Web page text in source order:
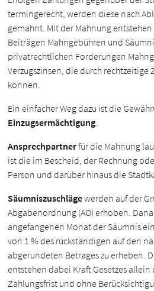
termingerecht, werden diese nach
gemahnt. Mit der Mahnung
Beiträgen Mahngebühren und
privatrechtlichen Forderungen
Verzugszinsen, die durch
können.
Ein einfacher Weg dazu ist die
Einzugsermächtigung.
Ansprechpartnerfür die Mahnung
ist die im Bescheid, der Rechnung
Person und darüber hinaus die
Säumniszuschlägewerden auf der
Abgabenordnung (AO) erhoben.
angefangenen Monat der Säumnis
von 1 % des rückständigen auf den
abgerundeten Betrages zu erheben.
entstehen dabei Kraft Gesetzes allein
Zahlungsfrist und ohne